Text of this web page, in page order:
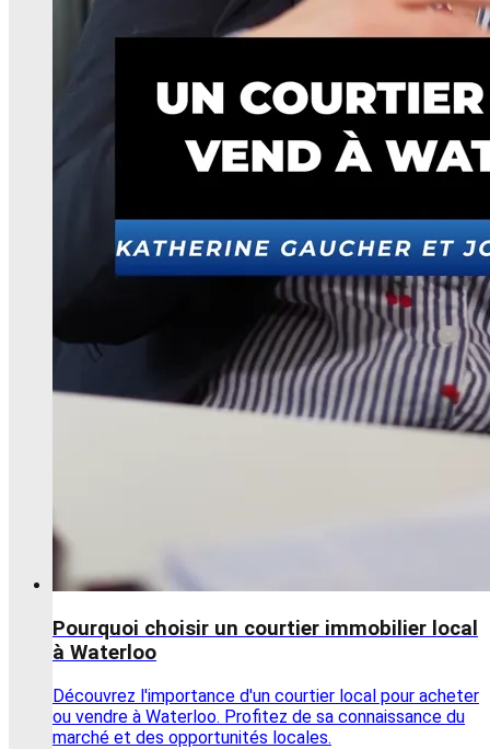
Pourquoi choisir un courtier immobilier local
à Waterloo
Découvrez l'importance d'un courtier local pour acheter
ou vendre à Waterloo. Profitez de sa connaissance du
marché et des opportunités locales.